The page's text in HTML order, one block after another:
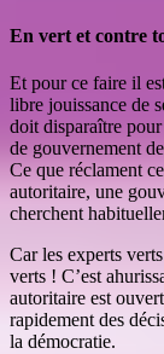
En vert et contre
Et pour ce faire il
libre jouissance de
doit disparaître
de gouvernement
Ce que réclament
autoritaire, une
cherchent
Car les experts
verts ! C’est
autoritaire est
rapidement des
la démocratie.